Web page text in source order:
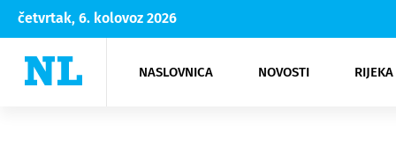
četvrtak, 6. kolovoz 2026
NASLOVNICA NOVOSTI
Rijeka Opatija
NK
Moda
Kultura